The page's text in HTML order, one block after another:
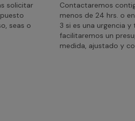
solicitar
seas o
Contactaremos
menos de 24 hrs. o
3 si es una urgencia y
facilitaremos un
medida, ajustado y